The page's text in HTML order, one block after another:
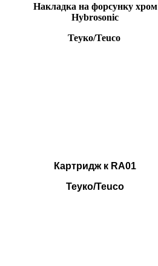
Накладка на форсунку хром
Hybrosonic
Теуко/Teuco
Картридж к RA01
Теуко/Teuco